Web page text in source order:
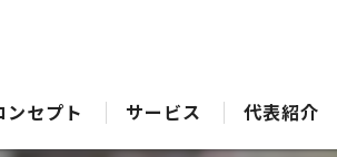
ンセプト サービス 代表紹介